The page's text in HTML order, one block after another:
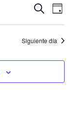
de
de
Buscar
de
Día
Siguiente día